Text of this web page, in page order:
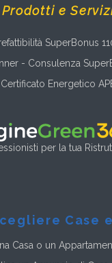
Prodotti e
SuperBonus
- Consulenza
Certificato Energetico
per la tua
Case
Casa o un